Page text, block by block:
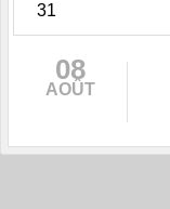
31
08
AOÛT